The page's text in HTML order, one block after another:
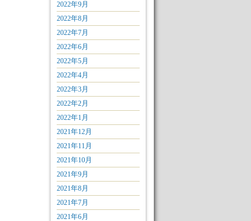
2022年9月
2022年8月
2022年7月
2022年6月
2022年5月
2022年4月
2022年3月
2022年2月
2022年1月
2021年12月
2021年11月
2021年10月
2021年9月
2021年8月
2021年7月
2021年6月